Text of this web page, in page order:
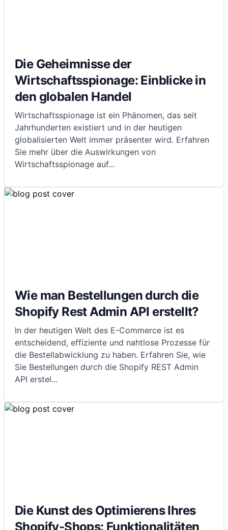
Die Geheimnisse der
Wirtschaftsspionage: Einblicke in
den globalen Handel
Wirtschaftsspionage ist ein Phänomen, das seit
Jahrhunderten existiert und in der heutigen
globalisierten Welt immer präsenter wird. Erfahren
Sie mehr über die Auswirkungen von
Wirtschaftsspionage auf...
Wie man Bestellungen durch die
Shopify Rest Admin API erstellt?
In der heutigen Welt des E-Commerce ist es
entscheidend, effiziente und nahtlose Prozesse für
die Bestellabwicklung zu haben. Erfahren Sie, wie
Sie Bestellungen durch die Shopify REST Admin
API erstel...
Die Kunst des Optimierens Ihres
Shopify-Shops: Funktionalitäten